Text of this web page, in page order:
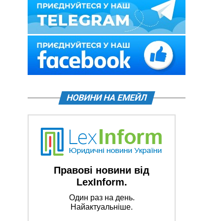
НОВИНИ НА ЕМЕЙЛ
Правові новини від
LexInform.
Один раз на день.
Найактуальніше.